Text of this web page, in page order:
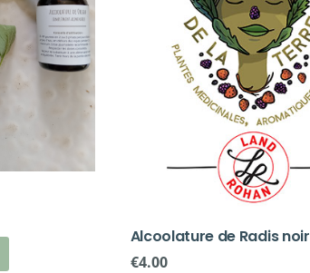
Alcoolature de Radis noir
€4.00